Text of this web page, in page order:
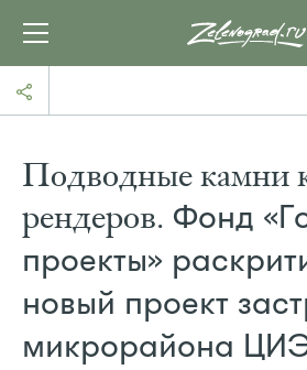
Подводные камни
рендеров. Фонд
проекты»
новый проект
микрорайона